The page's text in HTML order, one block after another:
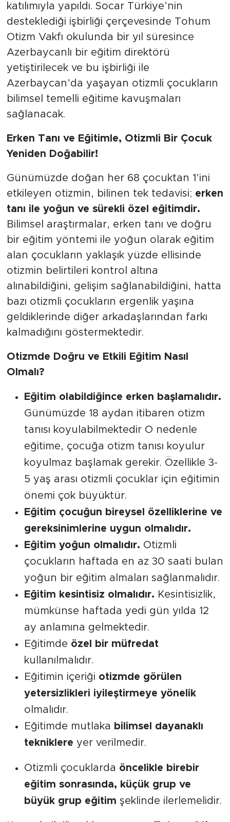
katılımıyla yapıldı. Socar Türkiye’nin
desteklediği işbirliği çerçevesinde Tohum
Otizm Vakfı okulunda bir yıl süresince
Azerbaycanlı bir eğitim direktörü
yetiştirilecek ve bu işbirliği ile
Azerbaycan’da yaşayan otizmli çocukların
bilimsel temelli eğitime kavuşmaları
sağlanacak.
Erken Tanı ve Eğitimle, Otizmli Bir Çocuk
Yeniden Doğabilir!
Günümüzde doğan her 68 çocuktan 1’ini
etkileyen otizmin, bilinen tek tedavisi; erken
tanı ile yoğun ve sürekli özel eğitimdir.
Bilimsel araştırmalar, erken tanı ve doğru
bir eğitim yöntemi ile yoğun olarak eğitim
alan çocukların yaklaşık yüzde ellisinde
otizmin belirtileri kontrol altına
alınabildiğini, gelişim sağlanabildiğini, hatta
bazı otizmli çocukların ergenlik yaşına
geldiklerinde diğer arkadaşlarından farkı
kalmadığını göstermektedir.
Otizmde Doğru ve Etkili Eğitim Nasıl
Olmalı?
Eğitim olabildiğince erken başlamalıdır.
Günümüzde 18 aydan itibaren otizm
tanısı koyulabilmektedir O nedenle
eğitime, çocuğa otizm tanısı koyulur
koyulmaz başlamak gerekir. Özellikle 3-
5 yaş arası otizmli çocuklar için eğitimin
önemi çok büyüktür.
Eğitim çocuğun bireysel özelliklerine ve
gereksinimlerine uygun olmalıdır.
Eğitim yoğun olmalıdır. Otizmli
çocukların haftada en az 30 saati bulan
yoğun bir eğitim almaları sağlanmalıdır.
Eğitim kesintisiz olmalıdır. Kesintisizlik,
mümkünse haftada yedi gün yılda 12
ay anlamına gelmektedir.
Eğitimde özel bir müfredat
kullanılmalıdır.
Eğitimin içeriği otizmde görülen
yetersizlikleri iyileştirmeye yönelik
olmalıdır.
Eğitimde mutlaka bilimsel dayanaklı
tekniklere yer verilmedir.
Otizmli çocuklarda öncelikle birebir
eğitim sonrasında, küçük grup ve
büyük grup eğitim şeklinde ilerlemelidir.